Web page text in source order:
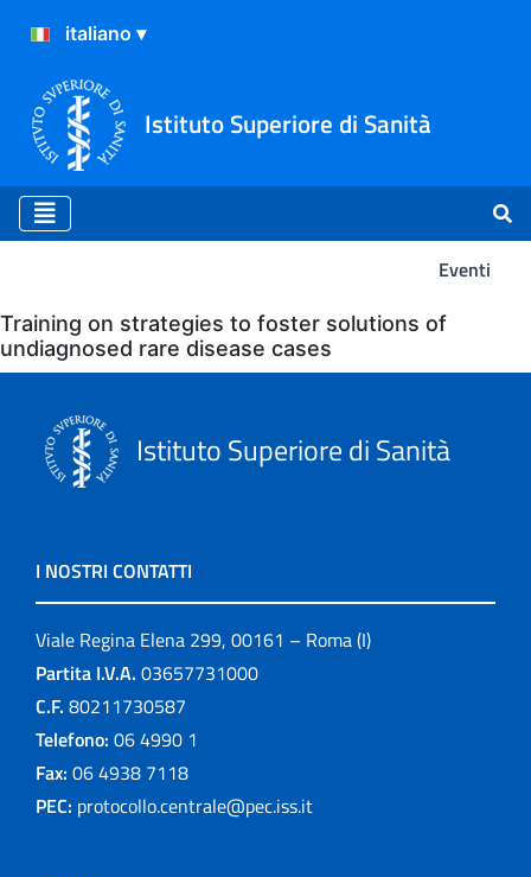
Istituto Superiore di Sanità
Eventi
Eventi
Training on strategies to foster solutions of
undiagnosed rare disease cases
Istituto Superiore di Sanità
I NOSTRI CONTATTI
Viale Regina Elena 299, 00161 – Roma (I)
Partita I.V.A. 03657731000
C.F. 80211730587
Telefono: 06 4990 1
Fax: 06 4938 7118
PEC: protocollo.centrale@pec.iss.it